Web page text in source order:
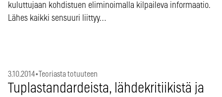
kuluttujaan kohdistuen eliminoimalla kilpaileva informaatio.
Lähes kaikki sensuuri liittyy…
3.10.2014• Teoriasta totuuteen
Tuplastandardeista, lähdekritiikistä ja